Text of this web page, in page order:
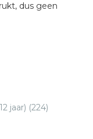
dus geen
een brug tussen
van Gods volk
jaar) (224)